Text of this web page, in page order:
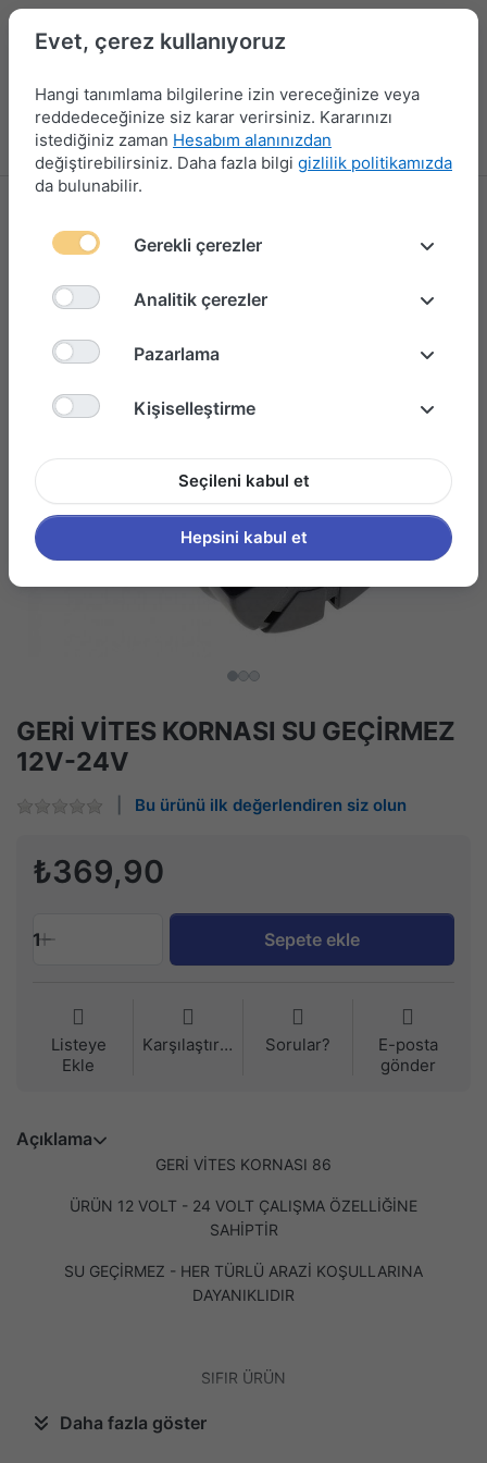
Menü Giriş yap Karşılaştırma Favori Listesi
GERİ VİTES KORNASI SU GEÇİRMEZ
12V-24V
Bu ürünü ilk değerlendiren siz olun
₺369,90
1 Sepete ekle
Listeye
Ekle
Karşılaştırma Sorular?
E-posta
gönder
Açıklama
GERİ VİTES KORNASI 86
ÜRÜN 12 VOLT - 24 VOLT ÇALIŞMA ÖZELLİĞİNE
SAHİPTİR
SU GEÇİRMEZ - HER TÜRLÜ ARAZİ KOŞULLARINA
DAYANIKLIDIR
SIFIR ÜRÜN
METAL BRAKET
Daha fazla göster
Evet, çerez kullanıyoruz
Hangi tanımlama bilgilerine izin vereceğinize veya
reddedeceğinize siz karar verirsiniz. Kararınızı
istediğiniz zaman Hesabım alanınızdan
değiştirebilirsiniz. Daha fazla bilgi gizlilik politikamızda
da bulunabilir.
Gerekli çerezler
Analitik çerezler
Pazarlama
Kişiselleştirme
Seçileni kabul et
Hepsini kabul et